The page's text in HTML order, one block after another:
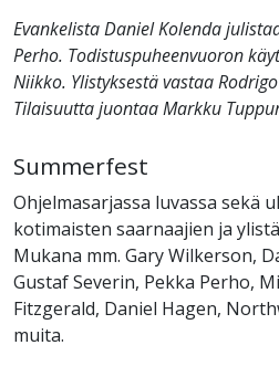
Evankelista Daniel Kolenda
Perho. Todistuspuheenvuoron
Niikko. Ylistyksestä vastaa
Tilaisuutta juontaa Markku
Summerfest
Ohjelmasarjassa luvassa sekä
kotimaisten saarnaajien ja
Mukana mm. Gary Wilkerson,
Gustaf Severin, Pekka Perho,
Fitzgerald, Daniel Hagen,
muita.